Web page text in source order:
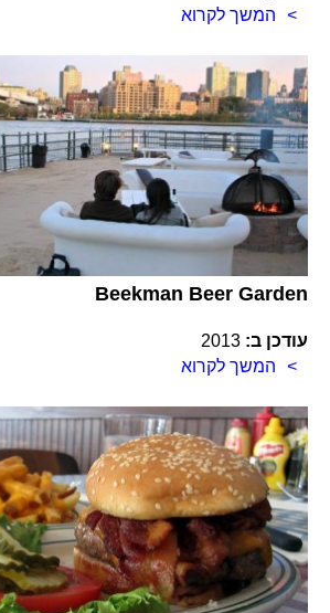
המשך לקרוא
Beekman Beer Garden
עודכן ב: 2013
המשך לקרוא